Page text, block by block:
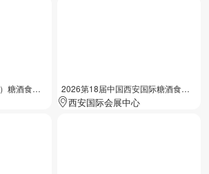
2026第38届中国（郑州）糖酒食品交易会 2026第18届中国西安国际糖酒食品展览会
西安国际会展中心